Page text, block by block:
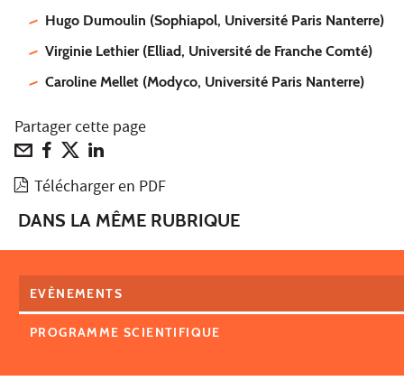
Hugo Dumoulin (Sophiapol, Université Paris Nanterre)
Virginie Lethier (Elliad, Université de Franche Comté)
Caroline Mellet (Modyco, Université Paris Nanterre)
Partager cette page
Télécharger en PDF
DANS LA MÊME RUBRIQUE
EVÈNEMENTS
PROGRAMME SCIENTIFIQUE